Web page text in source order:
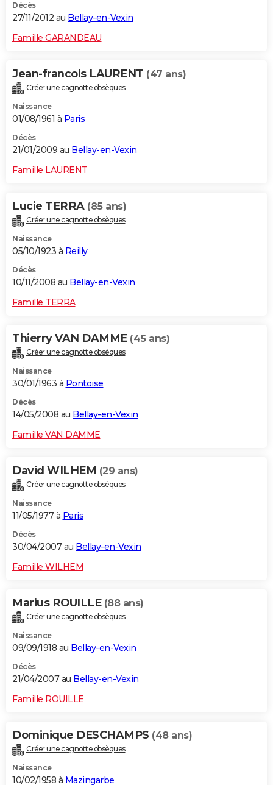
Décès
27/11/2012 au Bellay-en-Vexin
Famille GARANDEAU
Jean-francois LAURENT (47 ans)
Créer une cagnotte obsèques
Naissance
01/08/1961 à Paris
Décès
21/01/2009 au Bellay-en-Vexin
Famille LAURENT
Lucie TERRA (85 ans)
Créer une cagnotte obsèques
Naissance
05/10/1923 à Reilly
Décès
10/11/2008 au Bellay-en-Vexin
Famille TERRA
Thierry VAN DAMME (45 ans)
Créer une cagnotte obsèques
Naissance
30/01/1963 à Pontoise
Décès
14/05/2008 au Bellay-en-Vexin
Famille VAN DAMME
David WILHEM (29 ans)
Créer une cagnotte obsèques
Naissance
11/05/1977 à Paris
Décès
30/04/2007 au Bellay-en-Vexin
Famille WILHEM
Marius ROUILLE (88 ans)
Créer une cagnotte obsèques
Naissance
09/09/1918 au Bellay-en-Vexin
Décès
21/04/2007 au Bellay-en-Vexin
Famille ROUILLE
Dominique DESCHAMPS (48 ans)
Créer une cagnotte obsèques
Naissance
10/02/1958 à Mazingarbe